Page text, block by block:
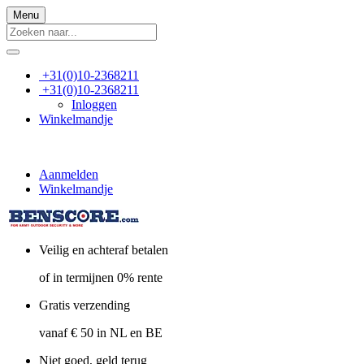
Menu
+31(0)10-2368211
+31(0)10-2368211
Inloggen
Winkelmandje
Aanmelden
Winkelmandje
Veilig en achteraf betalen
of in termijnen 0% rente
Gratis verzending
vanaf € 50 in NL en BE
Niet goed, geld terug